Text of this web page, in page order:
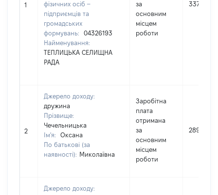
1
фізичних осіб –
підприємців та
громадських
формувань:
04326193
Найменування:
ТЕПЛИЦЬКА СЕЛИЩНА
РАДА
за
основним
місцем
роботи
337174
2
Джерело доходу:
дружина
Прізвище:
Чечельницька
Ім'я:
Оксана
По батькові (за
наявності): Миколаївна
Заробітна
плата
отримана
за
основним
місцем
роботи
289894
Джерело доходу: